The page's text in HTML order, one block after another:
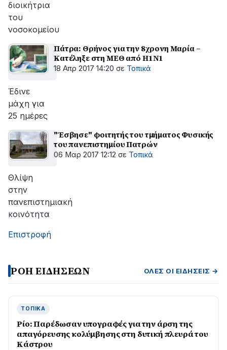
διοικήτρια
του
νοσοκομείου
Πάτρα: Θρήνος για την 8χρονη Μαρία –
Κατέληξε στη ΜΕΘ από Η1Ν1
18 Απρ 2017 14:20 σε Τοπικά
Έδινε
μάχη για
25 ημέρες
"Έσβησε" φοιτητής του τμήματος Φυσικής
του πανεπιστημίου Πατρών
06 Μαρ 2017 12:12 σε Τοπικά
Θλίψη
στην
πανεπιστημιακή
κοινότητα
Επιστροφή
ΡΟΗ ΕΙΔΗΣΕΩΝ ΌΛΕΣ ΟΙ ΕΙΔΉΣΕΙΣ →
ΤΟΠΙΚΆ
Ρίο: Παρέδωσαν υπογραφές για την άρση της
απαγόρευσης κολύμβησης στη δυτική πλευρά του
Κάστρου